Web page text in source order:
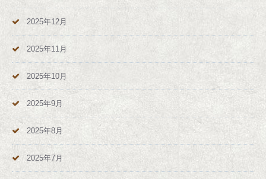
2025年12月
2025年11月
2025年10月
2025年9月
2025年8月
2025年7月